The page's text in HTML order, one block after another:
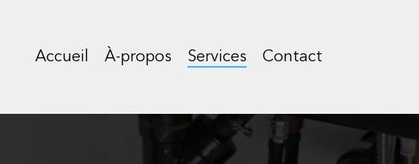
Accueil À-propos Services Contact